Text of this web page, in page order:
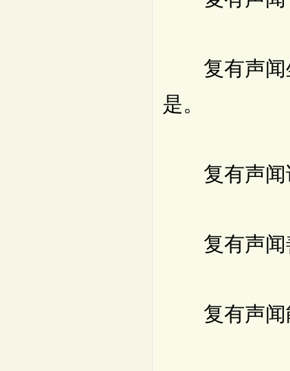
复有声闻坐
是。
复有声闻说
复有声闻善
复有声闻能